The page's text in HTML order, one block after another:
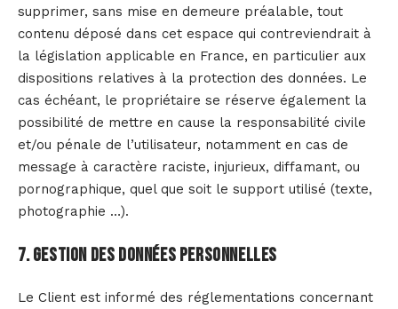
supprimer, sans mise en demeure préalable, tout
contenu déposé dans cet espace qui contreviendrait à
la législation applicable en France, en particulier aux
dispositions relatives à la protection des données. Le
cas échéant, le propriétaire se réserve également la
possibilité de mettre en cause la responsabilité civile
et/ou pénale de l’utilisateur, notamment en cas de
message à caractère raciste, injurieux, diffamant, ou
pornographique, quel que soit le support utilisé (texte,
photographie …).
7. Gestion des données personnelles
Le Client est informé des réglementations concernant